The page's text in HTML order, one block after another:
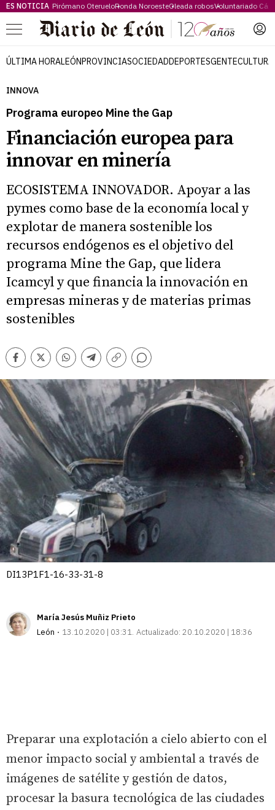
ES NOTICIA Pirómano OterueloRonda NoroesteOleada robosVoluntariado
Menú
ÚLTIMA HORALEÓNPROVINCIASOCIEDADDEPORTESGENTECULTURA
INNOVA
Programa europeo Mine the Gap
Financiación europea para
innovar en minería
ECOSISTEMA INNOVADOR. Apoyar a las
pymes como base de la economía local y
explotar de manera sostenible los
recursos endógenos es el objetivo del
programa Mine the Gap, que lidera
Icamcyl y que financia la innovación en
empresas mineras y de materias primas
sostenibles
Facebook
TwitterWhatsappTelegram
Copiar
Comentarios
DI13P1F1-16-33-31-8
María Jesús Muñiz Prieto
León
13.10.2020 | 03:31 Actualizado: 20.10.2020 | 18:36
Preparar una explotación a cielo abierto con el
menor impacto social y ambiental a través de
imágenes de satélite y gestión de datos,
procesar la basura tecnológica de las ciudades